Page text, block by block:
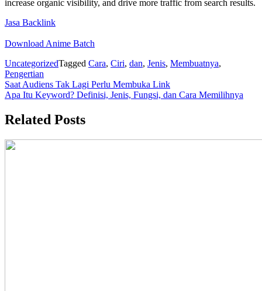
increase organic visibility, and drive more traffic from search results.
Jasa Backlink
Download Anime Batch
UncategorizedTagged Cara, Ciri, dan, Jenis, Membuatnya,
Pengertian
Post
navigation
Saat Audiens Tak Lagi Perlu Membuka Link
Apa Itu Keyword? Definisi, Jenis, Fungsi, dan Cara Memilihnya
Related Posts